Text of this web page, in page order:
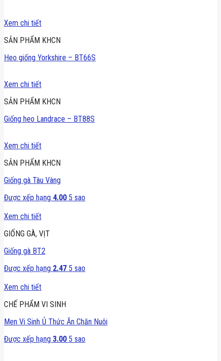
SẢN PHẨM KHCN
Heo giống Yorkshire – BT66S
SẢN PHẨM KHCN
Giống heo Landrace – BT88S
SẢN PHẨM KHCN
Giống gà Tàu Vàng
Được xếp hạng 4.00 5 sao
GIỐNG GÀ, VỊT
Giống gà BT2
Được xếp hạng 2.47 5 sao
CHẾ PHẨM VI SINH
Men Vi Sinh Ủ Thức Ăn Chăn Nuôi
Được xếp hạng 3.00 5 sao